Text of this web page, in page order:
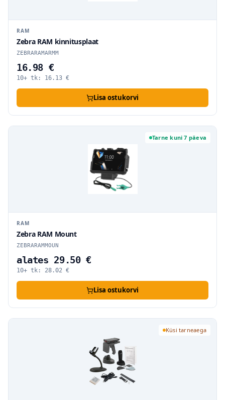
RAM
Zebra RAM kinnitusplaat
ZEBRARAMARMM
16.98 €
10+ tk: 16.13 €
Lisa ostukorvi
Tarne kuni 7 päeva
RAM
Zebra RAM Mount
ZEBRARAMMOUN
alates 29.50 €
10+ tk: 28.02 €
Lisa ostukorvi
Küsi tarneaega